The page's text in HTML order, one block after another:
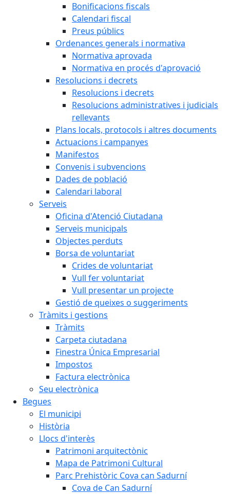
Bonificacions fiscals
Calendari fiscal
Preus públics
Ordenances generals i normativa
Normativa aprovada
Normativa en procés d'aprovació
Resolucions i decrets
Resolucions i decrets
Resolucions administratives i judicials
rellevants
Plans locals, protocols i altres documents
Actuacions i campanyes
Manifestos
Convenis i subvencions
Dades de població
Calendari laboral
Serveis
Oficina d'Atenció Ciutadana
Serveis municipals
Objectes perduts
Borsa de voluntariat
Crides de voluntariat
Vull fer voluntariat
Vull presentar un projecte
Gestió de queixes o suggeriments
Tràmits i gestions
Tràmits
Carpeta ciutadana
Finestra Única Empresarial
Impostos
Factura electrònica
Seu electrònica
Begues
El municipi
Història
Llocs d'interès
Patrimoni arquitectònic
Mapa de Patrimoni Cultural
Parc Prehistòric Cova can Sadurní
Cova de Can Sadurní